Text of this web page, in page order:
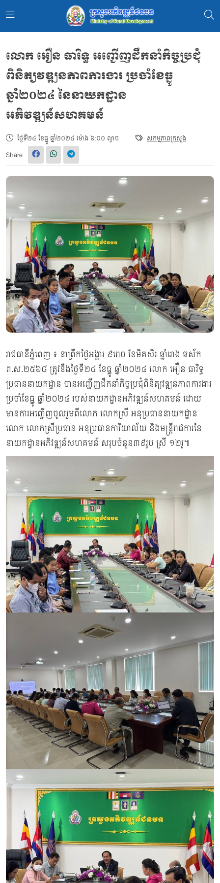
លោក អឿន ធារិទ្ធ អញ្ជើញដឹកនាំកិច្ចប្រជុំ
ពិនិត្យវឌ្ឍនភាពការងារ ប្រចាំខែធ្នូ
ឆ្នាំ២០២៤ នៃនាយកដ្ឋាន
អភិវឌ្ឍន៍សហគមន៍
ថ្ងៃទី២៤ ខែធ្នូ ឆ្នាំ២០២៤ ម៉ោង ៦:០០ ល្ងាច សកម្មភាពក្រសួង
Share
រាជធានីភ្នំពេញ ៖ នាព្រឹកថ្ងៃអង្គារ ៩រោច ខែមិគសិរ ឆ្នាំរោង ឆស័ក
ព.ស.២៥៦៨ ត្រូវនឹងថ្ងៃទី២៤ ខែធ្នូ ឆ្នាំ២០២៤ លោក អឿន ធារិទ្ធ
ប្រធាននាយកដ្ឋាន បានអញ្ជើញដឹកនាំកិច្ចប្រជុំពិនិត្យវឌ្ឍនភាពការងារ
ប្រចាំខែធ្នូ ឆ្នាំ២០២៤ របស់នាយកដ្ឋានអភិវឌ្ឍន៍សហគមន៍ ដោយ
មានការអញ្ជើញចូលរួមពីលោក លោកស្រី អនុប្រធាននាយកដ្ឋាន
លោក លោកស្រីប្រធាន អនុប្រធានការិយាល័យ និងមន្រ្តីរាជការនៃ
នាយកដ្ឋានអភិវឌ្ឍន៍សហគមន៍ សរុបចំនួន៣៩រូប ស្រី ១២រូ៕